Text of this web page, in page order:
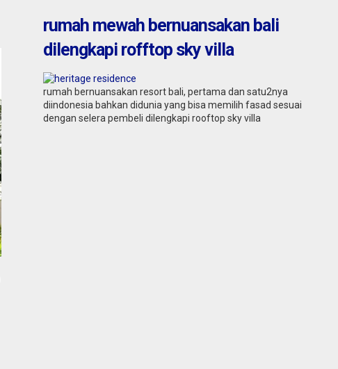
rumah mewah bernuansakan bali
dilengkapi rofftop sky villa
rumah bernuansakan resort bali, pertama dan satu2nya
diindonesia bahkan didunia yang bisa memilih fasad sesuai
dengan selera pembeli dilengkapi rooftop sky villa